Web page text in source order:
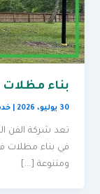
بناء
30 يوليو، 2026 |
تعد شركة الفن
في بناء مظلات
ومتنوعة […]